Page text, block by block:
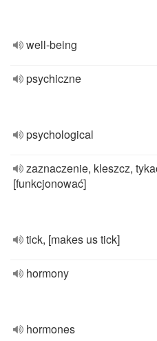
well-being
psychiczne
psychological
zaznaczenie, kleszcz,
[funkcjonować]
tick, [makes us tick]
hormony
hormones